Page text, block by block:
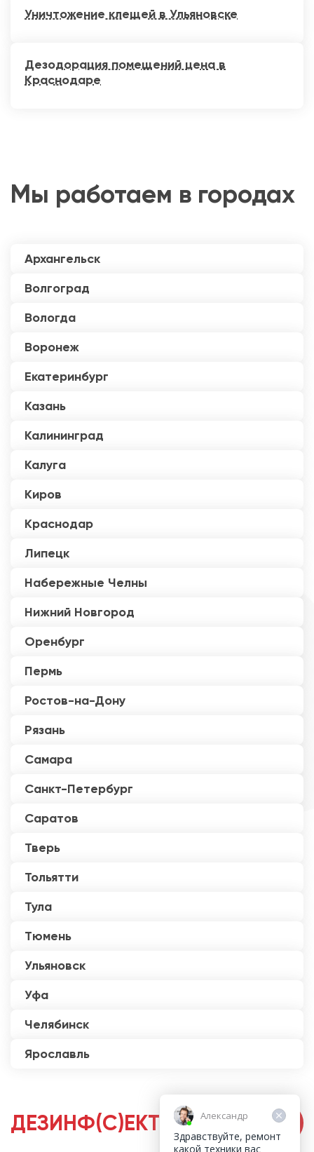
Уничтожение клещей в Ульяновске
Дезодорация помещений цена в
Краснодаре
Мы работаем в городах
Архангельск
Волгоград
Вологда
Воронеж
Екатеринбург
Казань
Калининград
Калуга
Киров
Краснодар
Липецк
Набережные Челны
Нижний Новгород
Оренбург
Пермь
Ростов-на-Дону
Рязань
Самара
Санкт-Петербург
Саратов
Тверь
Тольятти
Тула
Тюмень
Ульяновск
Уфа
Челябинск
Ярославль
ДЕЗИНФ(С)ЕКТОРЫАлександр
Здравствуйте, ремонт
какой техники вас